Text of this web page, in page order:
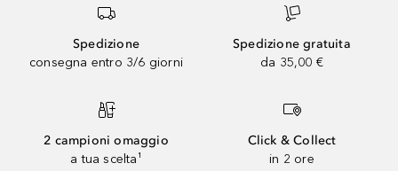
Spedizione
consegna entro 3/6 giorni
Spedizione gratuita
da 35,00 €
2 campioni omaggio
a tua scelta¹
Click & Collect
in 2 ore